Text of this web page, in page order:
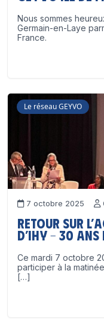
Nous sommes
Germain-en-Laye
France.
Le réseau GEYVO
7 octobre 2025
Retour sur
d’IHY – 30
Ce mardi 7 octobre
participer à la
[…]